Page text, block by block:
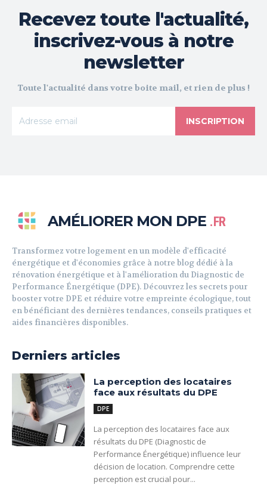
Recevez toute l'actualité,
inscrivez-vous à notre
newsletter
Toute l'actualité dans votre boite mail, et rien de plus !
INSCRIPTION
AMÉLIORER MON DPE .FR
Transformez votre logement en un modèle d'efficacité
énergétique et d'économies grâce à notre blog dédié à la
rénovation énergétique et à l'amélioration du Diagnostic de
Performance Énergétique (DPE). Découvrez les secrets pour
booster votre DPE et réduire votre empreinte écologique, tout
en bénéficiant des dernières tendances, conseils pratiques et
aides financières disponibles.
Derniers articles
La perception des locataires
face aux résultats du DPE
DPE
La perception des locataires face aux
résultats du DPE (Diagnostic de
Performance Énergétique) influence leur
décision de location. Comprendre cette
perception est crucial pour...